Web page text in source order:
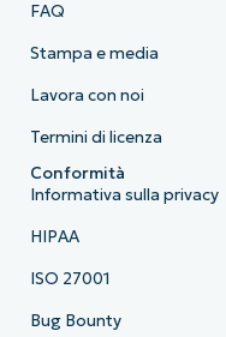
FAQ
Stampa e media
Lavora con noi
Termini di licenza
Conformità
Informativa sulla privacy
HIPAA
ISO 27001
Bug Bounty